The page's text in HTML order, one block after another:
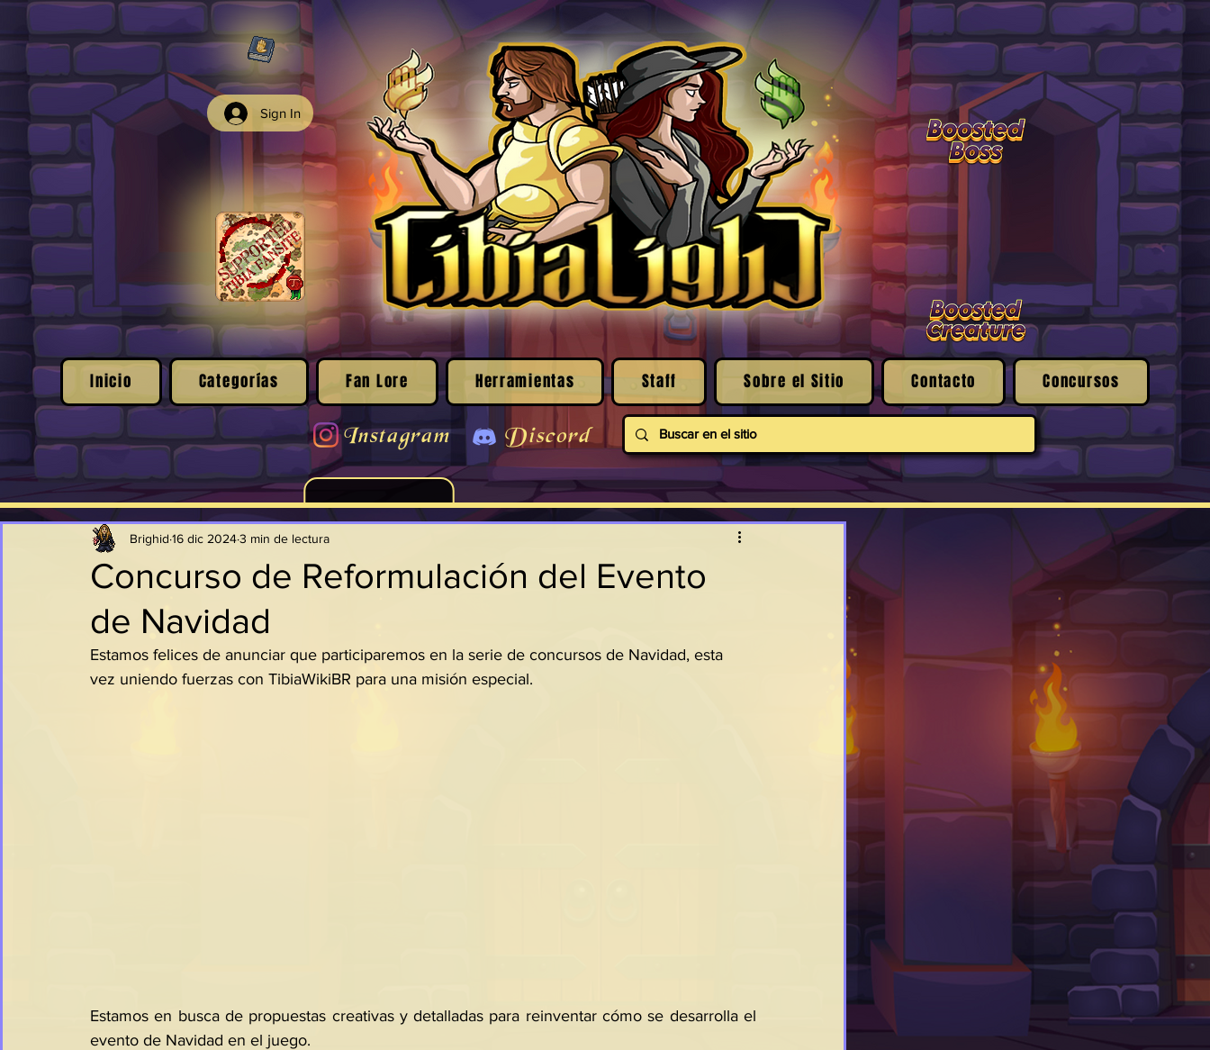
Sign In
Inicio Categorías Fan Lore Herramientas Staff Sobre el Sitio Contacto Concursos
Instagram Discord
Concurso de Reformulación del Evento
de Navidad
Brighid 16 dic 20243 min de lectura
Estamos felices de anunciar que participaremos en la serie de concursos de Navidad, esta
vez uniendo fuerzas con TibiaWikiBR para una misión especial.
Estamos en busca de propuestas creativas y detalladas para reinventar cómo se desarrolla el
evento de Navidad en el juego.